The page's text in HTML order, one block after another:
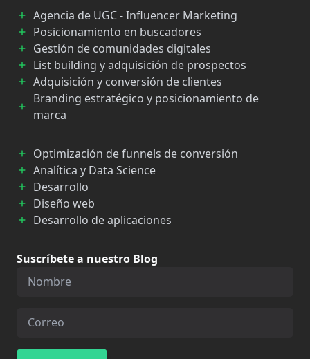
Agencia de UGC - Influencer Marketing
Posicionamiento en buscadores
Gestión de comunidades digitales
List building y adquisición de prospectos
Adquisición y conversión de clientes
Branding estratégico y posicionamiento de
marca
Optimización de funnels de conversión
Analítica y Data Science
Desarrollo
Diseño web
Desarrollo de aplicaciones
Suscríbete a nuestro Blog